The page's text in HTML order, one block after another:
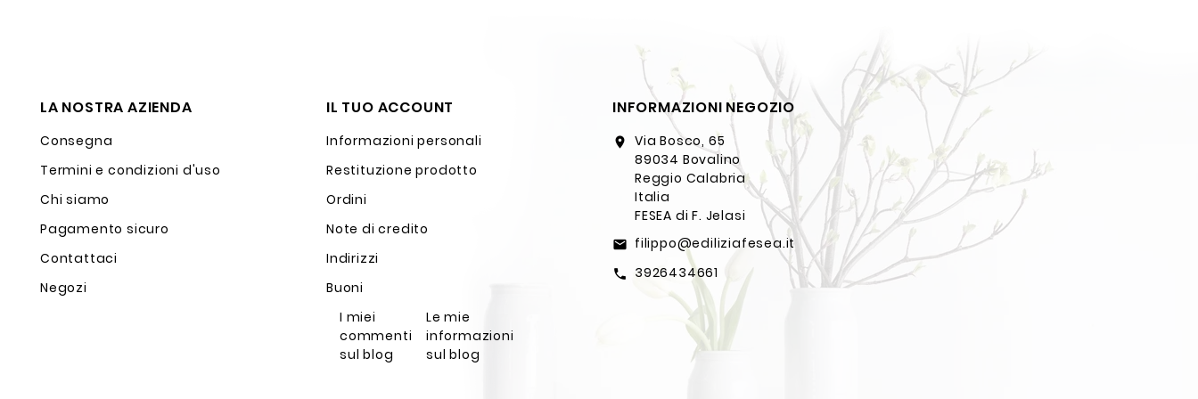
LA NOSTRA AZIENDA
Consegna
Termini e condizioni d'uso
Chi siamo
Pagamento sicuro
Contattaci
Negozi
IL TUO ACCOUNT
Informazioni personali
Restituzione prodotto
Ordini
Note di credito
Indirizzi
Buoni
I miei
commenti
sul blog
Le mie
informazioni
sul blog
INFORMAZIONI NEGOZIO
location_on
Via Bosco, 65
89034 Bovalino
Reggio Calabria
Italia
FESEA di F. Jelasi
email filippo@ediliziafesea.it
call 3926434661